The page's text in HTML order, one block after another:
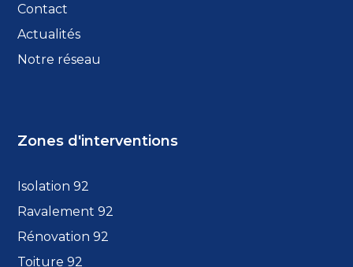
Contact
Actualités
Notre réseau
Zones d'interventions
Isolation 92
Ravalement 92
Rénovation 92
Toiture 92